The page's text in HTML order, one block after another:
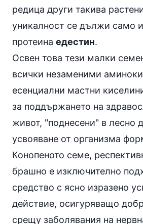
редица други такива
уникалност се дължи само
протеина едестин.
Освен това тези малки
всички незаменими
есенциални мастни
за поддържането на
живот, "поднесени" в лесно
усвояване от организма
Конопеното семе,
брашно е изключително
средство с ясно изразено
действие, осигуряващо
срещу заболявания на